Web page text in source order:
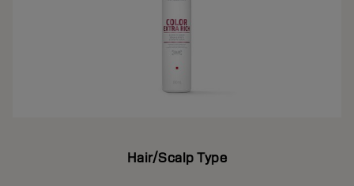
Hair/Scalp Type